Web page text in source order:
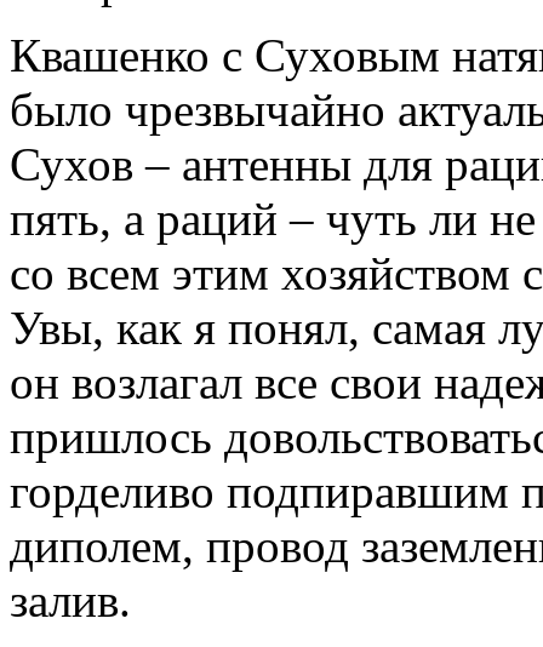
Квашенко с Суховым
было чрезвычайно
Сухов – антенны для
пять, а раций – чуть ли
со всем этим хозяйством
Увы, как я понял, самая
он возлагал все свои
пришлось
горделиво подпиравшим
диполем, провод
залив.